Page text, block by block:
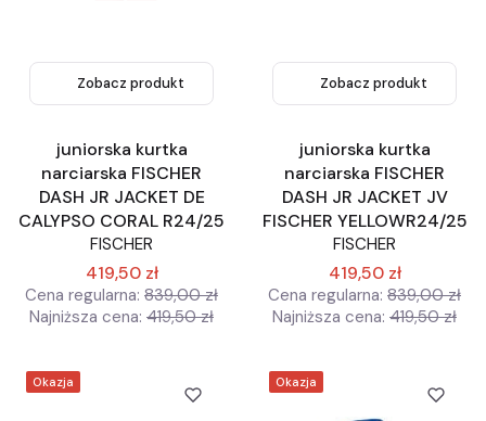
Zobacz produkt
juniorska kurtka
narciarska FISCHER
DASH JR JACKET DE
CALYPSO CORAL R24/25
FISCHER
419,50 zł
Cena regularna: 839,00 zł
Najniższa cena: 419,50 zł
Zobacz produkt
juniorska kurtka
narciarska FISCHER
DASH JR JACKET JV
FISCHER YELLOWR24/25
FISCHER
419,50 zł
Cena regularna: 839,00 zł
Najniższa cena: 419,50 zł
Okazja Okazja